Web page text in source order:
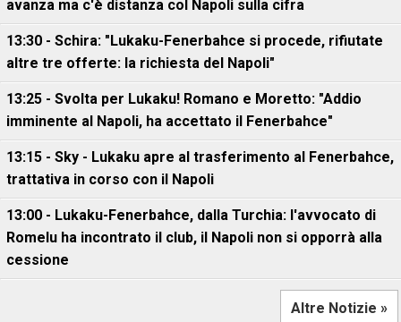
avanza ma c'è distanza col Napoli sulla cifra
13:30 - Schira: "Lukaku-Fenerbahce si procede, rifiutate
altre tre offerte: la richiesta del Napoli"
13:25 - Svolta per Lukaku! Romano e Moretto: "Addio
imminente al Napoli, ha accettato il Fenerbahce"
13:15 - Sky - Lukaku apre al trasferimento al Fenerbahce,
trattativa in corso con il Napoli
13:00 - Lukaku-Fenerbahce, dalla Turchia: l'avvocato di
Romelu ha incontrato il club, il Napoli non si opporrà alla
cessione
Altre Notizie »